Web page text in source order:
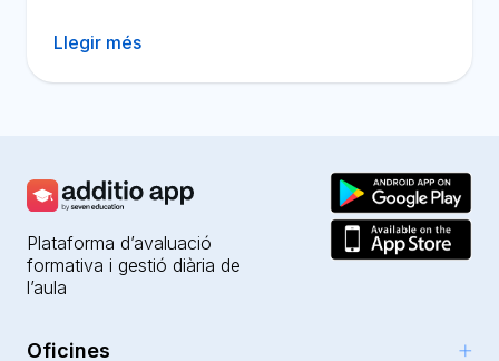
Llegir més
Plataforma d’avaluació
formativa i gestió diària de
l’aula
Oficines